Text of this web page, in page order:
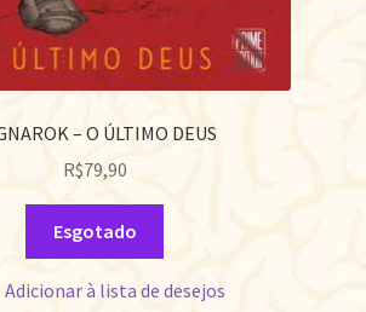
– O ÚLTIMO DEUS
R$79,90
Esgotado
Adicionar à lista de desejos